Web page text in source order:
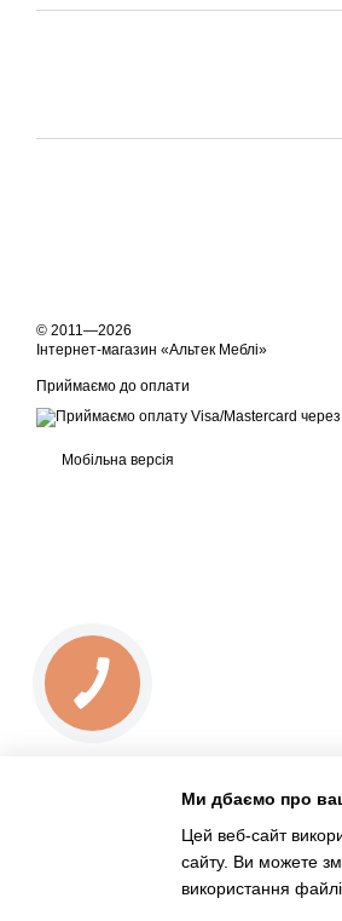
© 2011—2026
Інтернет-магазин «Альтек Меблі»
Приймаємо до оплати
Мобільна версія
Ми дбаємо про
Цей веб-сайт
сайту. Ви можете
використання